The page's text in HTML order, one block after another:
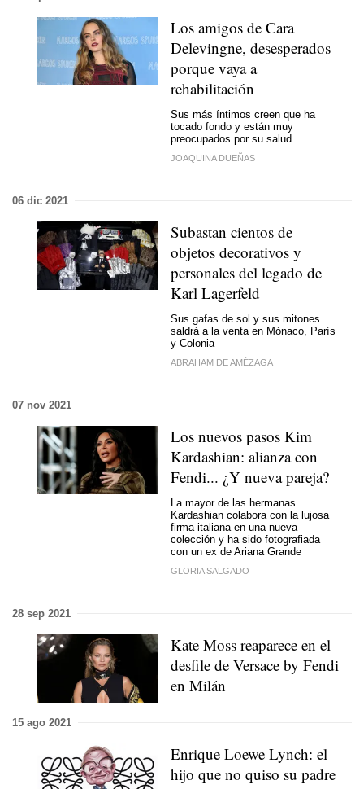
Los amigos de Cara
Delevingne, desesperados
porque vaya a
rehabilitación
Sus más íntimos creen que ha
tocado fondo y están muy
preocupados por su salud
JOAQUINA DUEÑAS
06 dic 2021
Subastan cientos de
objetos decorativos y
personales del legado de
Karl Lagerfeld
Sus gafas de sol y sus mitones
saldrá a la venta en Mónaco, París
y Colonia
ABRAHAM DE AMÉZAGA
07 nov 2021
Los nuevos pasos Kim
Kardashian: alianza con
Fendi... ¿Y nueva pareja?
La mayor de las hermanas
Kardashian colabora con la lujosa
firma italiana en una nueva
colección y ha sido fotografiada
con un ex de Ariana Grande
GLORIA SALGADO
28 sep 2021
Kate Moss reaparece en el
desfile de Versace by Fendi
en Milán
15 ago 2021
Enrique Loewe Lynch: el
hijo que no quiso su padre